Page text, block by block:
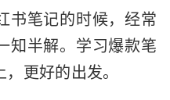
书笔记的时候，经常
知半解。学习爆款笔
更好的出发。